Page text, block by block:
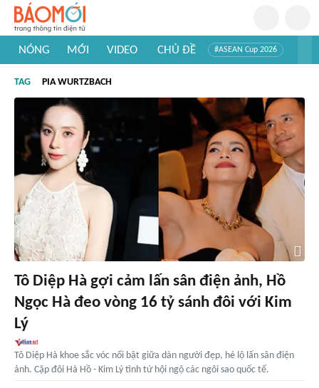
NÓNG MỚI VIDEO CHỦ ĐỀ #ASEAN Cup 2026
#Khám phá thế giới
TAG PIA WURTZBACH
Tô Diệp Hà gợi cảm lấn sân điện ảnh, Hồ
Ngọc Hà đeo vòng 16 tỷ sánh đôi với Kim
Lý
Tô Diệp Hà khoe sắc vóc nổi bật giữa dàn người đẹp, hé lộ lấn sân điện
ảnh. Cặp đôi Hà Hồ - Kim Lý tình tứ hội ngộ các ngôi sao quốc tế.